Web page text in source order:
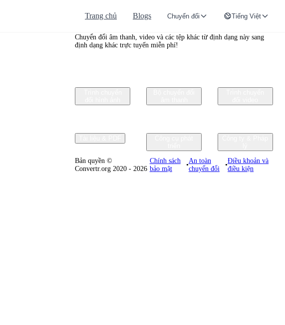
Trang chủ Blogs Chuyển đổi Tiếng Việt
Convertr.org
Chuyển đổi âm thanh, video và các tệp khác từ định dạng này sang
định dạng khác trực tuyến miễn phí!
Bản quyền ©
Convertr.org 2020 - 2026
Chính sách
bảo mật
•
An toàn
chuyển đổi
•
Điều khoản và
điều kiện